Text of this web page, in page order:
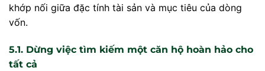
khớp nối giữa đặc tính tài sản và mục tiêu của dòng
vốn.
5.1. Dừng việc tìm kiếm một căn hộ hoàn hảo cho
tất cả